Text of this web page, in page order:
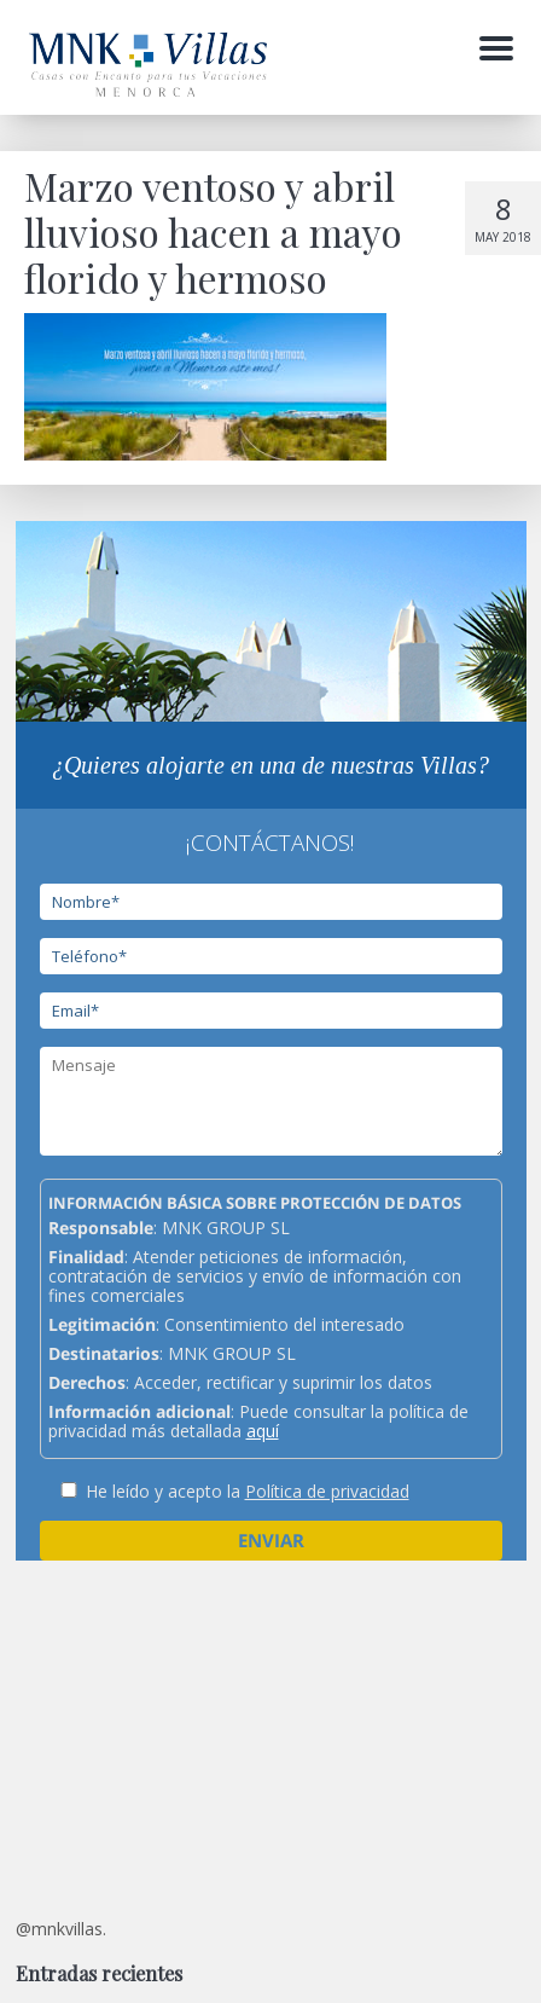
Menu
8
MAY 2018
Marzo ventoso y abril
lluvioso hacen a mayo
florido y hermoso
¿Quieres alojarte en una de nuestras Villas?
¡CONTÁCTANOS!
INFORMACIÓN BÁSICA SOBRE PROTECCIÓN DE DATOS
Responsable: MNK GROUP SL
Finalidad: Atender peticiones de información,
contratación de servicios y envío de información con
fines comerciales
Legitimación: Consentimiento del interesado
Destinatarios: MNK GROUP SL
Derechos: Acceder, rectificar y suprimir los datos
Información adicional: Puede consultar la política de
privacidad más detallada aquí
He leído y acepto la Política de privacidad
@mnkvillas.
Entradas recientes